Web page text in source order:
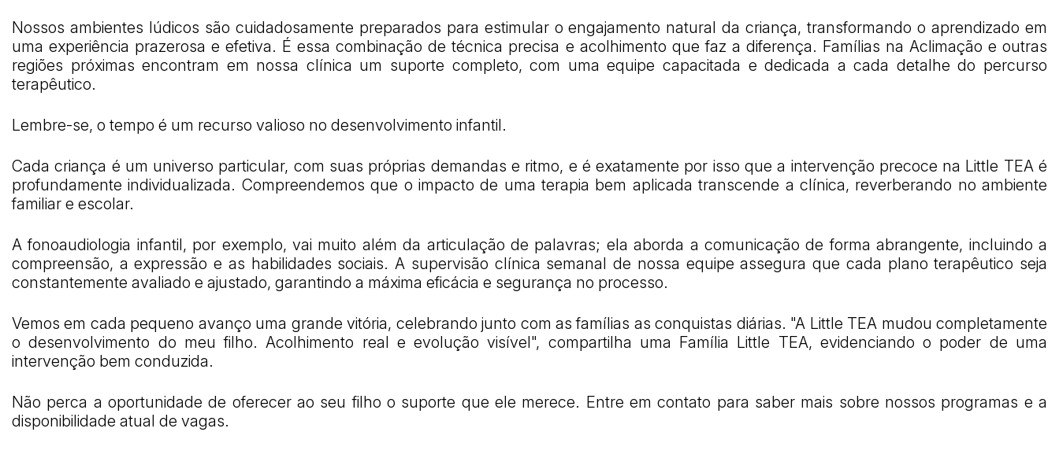
Nossos ambientes lúdicos são cuidadosamente preparados para estimular o engajamento natural da criança, transformando o aprendizado em
uma experiência prazerosa e efetiva. É essa combinação de técnica precisa e acolhimento que faz a diferença. Famílias na Aclimação e outras
regiões próximas encontram em nossa clínica um suporte completo, com uma equipe capacitada e dedicada a cada detalhe do percurso
terapêutico.
Lembre-se, o tempo é um recurso valioso no desenvolvimento infantil.
Cada criança é um universo particular, com suas próprias demandas e ritmo, e é exatamente por isso que a intervenção precoce na Little TEA é
profundamente individualizada. Compreendemos que o impacto de uma terapia bem aplicada transcende a clínica, reverberando no ambiente
familiar e escolar.
A fonoaudiologia infantil, por exemplo, vai muito além da articulação de palavras; ela aborda a comunicação de forma abrangente, incluindo a
compreensão, a expressão e as habilidades sociais. A supervisão clínica semanal de nossa equipe assegura que cada plano terapêutico seja
constantemente avaliado e ajustado, garantindo a máxima eficácia e segurança no processo.
Vemos em cada pequeno avanço uma grande vitória, celebrando junto com as famílias as conquistas diárias. "A Little TEA mudou completamente
o desenvolvimento do meu filho. Acolhimento real e evolução visível", compartilha uma Família Little TEA, evidenciando o poder de uma
intervenção bem conduzida.
Não perca a oportunidade de oferecer ao seu filho o suporte que ele merece. Entre em contato para saber mais sobre nossos programas e a
disponibilidade atual de vagas.